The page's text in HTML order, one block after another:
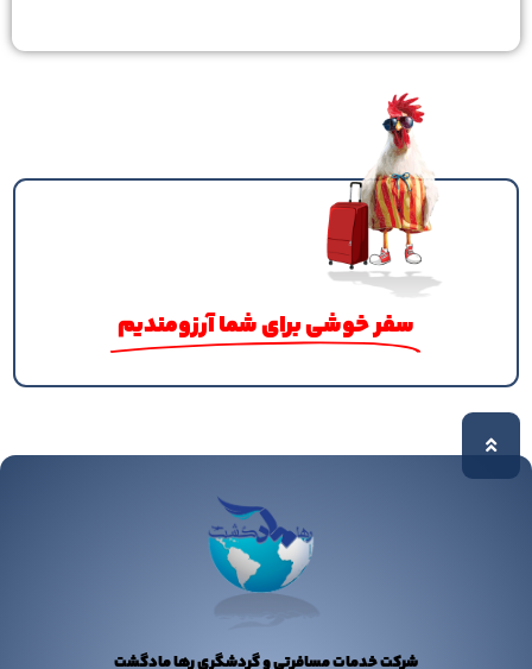
سفر خوشی برای شما آرزومندیم
شرکت خدمات مسافرتی و گردشگری رها مادگشت